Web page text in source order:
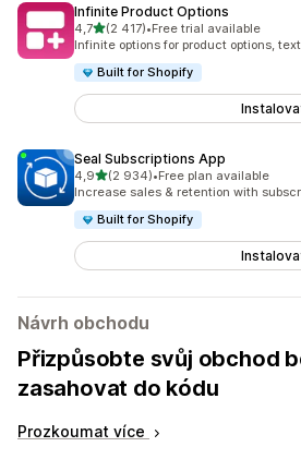
Infinite Product Options
4,7z 5 hvězd
(2 417)
Celkový počet recenzí: 2417
•Free trial available
Infinite options for product options,
Built for Shopify
Seal Subscriptions App
4,9z 5 hvězd
(2 934)
Celkový počet recenzí: 2934
•Free plan available
Increase sales & retention with
Built for Shopify
Návrh obchodu
Přizpůsobte svůj obchod
zasahovat do kódu
Prozkoumat více